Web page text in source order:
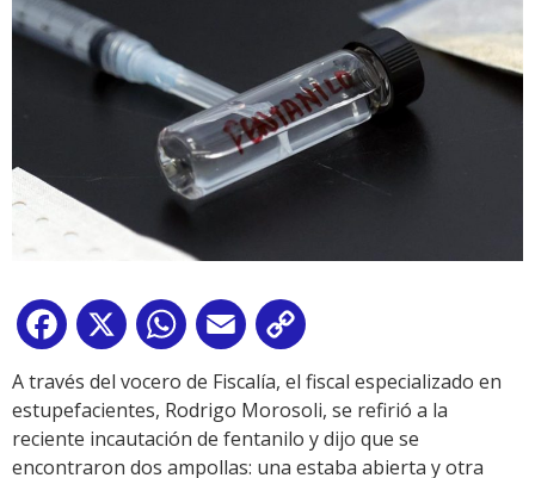
Facebook
X WhatsApp
Email
Link
A través del vocero de Fiscalía, el fiscal especializado en
estupefacientes, Rodrigo Morosoli, se refirió a la
reciente incautación de fentanilo y dijo que se
encontraron dos ampollas: una estaba abierta y otra